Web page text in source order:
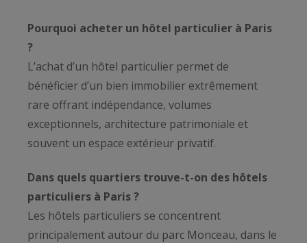
Pourquoi acheter un hôtel particulier à Paris
?
L’achat d’un hôtel particulier permet de
bénéficier d’un bien immobilier extrêmement
rare offrant indépendance, volumes
exceptionnels, architecture patrimoniale et
souvent un espace extérieur privatif.
Dans quels quartiers trouve-t-on des hôtels
particuliers à Paris ?
Les hôtels particuliers se concentrent
principalement autour du parc Monceau, dans le